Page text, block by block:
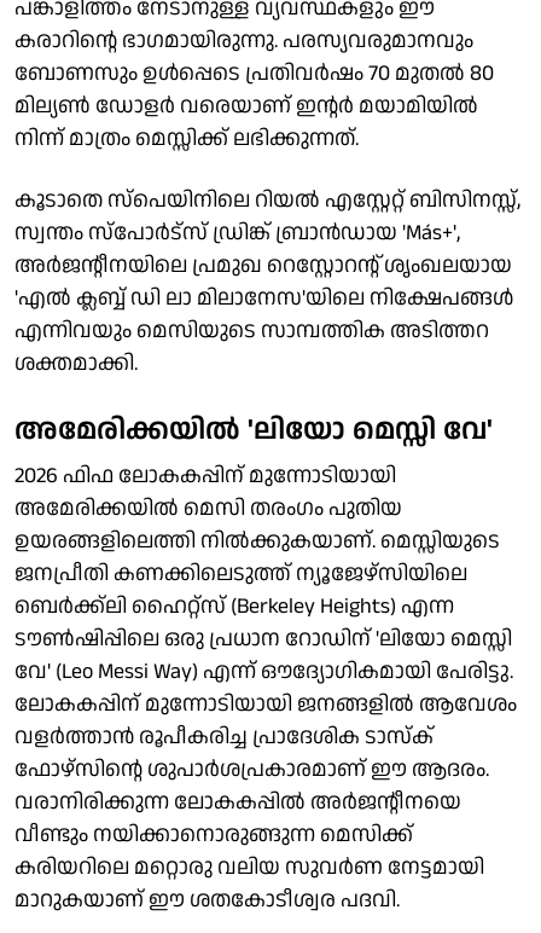
പങ്കാളിത്തം നേടാനുള്ള വ്യവസ്ഥകളും ഈ
കരാറിന്റെ ഭാഗമായിരുന്നു. പരസ്യവരുമാനവും
ബോണസും ഉള്‍പ്പെടെ പ്രതിവര്‍ഷം 70 മുതല്‍ 80
മില്യണ്‍ ഡോളര്‍ വരെയാണ് ഇന്റര്‍ മയാമിയില്‍
നിന്ന് മാത്രം മെസ്സിക്ക് ലഭിക്കുന്നത്.
കൂടാതെ സ്‌പെയിനിലെ റിയല്‍ എസ്റ്റേറ്റ് ബിസിനസ്സ്,
സ്വന്തം സ്‌പോര്‍ട്‌സ് ഡ്രിങ്ക് ബ്രാന്‍ഡായ 'Más+',
അര്‍ജന്റീനയിലെ പ്രമുഖ റെസ്റ്റോറന്റ് ശൃംഖലയായ
'എല്‍ ക്ലബ്ബ് ഡി ലാ മിലാനേസ'യിലെ നിക്ഷേപങ്ങള്‍
എന്നിവയും മെസിയുടെ സാമ്പത്തിക അടിത്തറ
ശക്തമാക്കി.
അമേരിക്കയില്‍ 'ലിയോ മെസ്സി വേ'
2026 ഫിഫ ലോകകപ്പിന് മുന്നോടിയായി
അമേരിക്കയില്‍ മെസി തരംഗം പുതിയ
ഉയരങ്ങളിലെത്തി നില്‍ക്കുകയാണ്. മെസ്സിയുടെ
ജനപ്രീതി കണക്കിലെടുത്ത് ന്യൂജേഴ്സിയിലെ
ബെര്‍ക്ക്ലി ഹൈറ്റ്സ് (Berkeley Heights) എന്ന
ടൗണ്‍ഷിപ്പിലെ ഒരു പ്രധാന റോഡിന് 'ലിയോ മെസ്സി
വേ' (Leo Messi Way) എന്ന് ഔദ്യോഗികമായി പേരിട്ടു.
ലോകകപ്പിന് മുന്നോടിയായി ജനങ്ങളില്‍ ആവേശം
വളര്‍ത്താന്‍ രൂപീകരിച്ച പ്രാദേശിക ടാസ്‌ക്
ഫോഴ്സിന്റെ ശുപാര്‍ശപ്രകാരമാണ് ഈ ആദരം.
വരാനിരിക്കുന്ന ലോകകപ്പില്‍ അര്‍ജന്റീനയെ
വീണ്ടും നയിക്കാനൊരുങ്ങുന്ന മെസിക്ക്
കരിയറിലെ മറ്റൊരു വലിയ സുവര്‍ണ നേട്ടമായി
മാറുകയാണ് ഈ ശതകോടീശ്വര പദവി.